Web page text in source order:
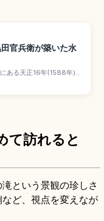
官兵衛が築いた水
ある天正16年(1588年)に
開始し細川忠興が引き継
き込む構造の歴史スポッ
て訪れると
という景観の珍しさ
ど、視点を変えなが